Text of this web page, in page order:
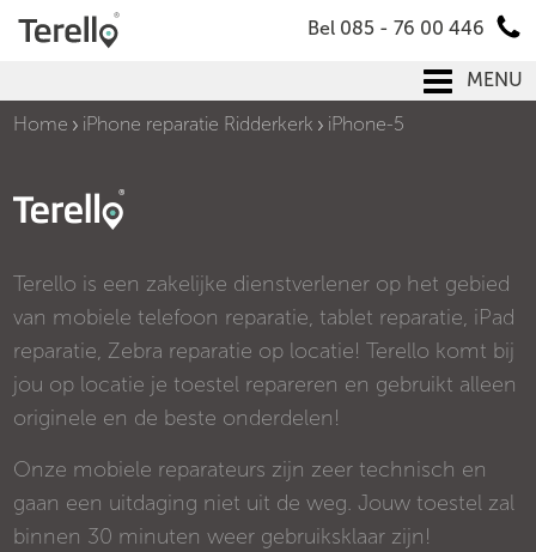
Bel 085 - 76 00 446
MENU
Home
iPhone reparatie Ridderkerk iPhone-5
Terello is een zakelijke dienstverlener op het gebied
van mobiele telefoon reparatie, tablet reparatie, iPad
reparatie, Zebra reparatie op locatie! Terello komt bij
jou op locatie je toestel repareren en gebruikt alleen
originele en de beste onderdelen!
Onze mobiele reparateurs zijn zeer technisch en
gaan een uitdaging niet uit de weg. Jouw toestel zal
binnen 30 minuten weer gebruiksklaar zijn!